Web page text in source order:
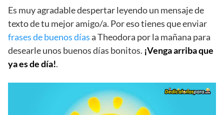
Es muy agradable despertar leyendo un mensaje de
texto de tu mejor amigo/a. Por eso tienes que enviar
frases de buenos díasa Theodora por la mañana para
desearle unos buenos días bonitos. ¡Venga arriba que
ya es de día!.